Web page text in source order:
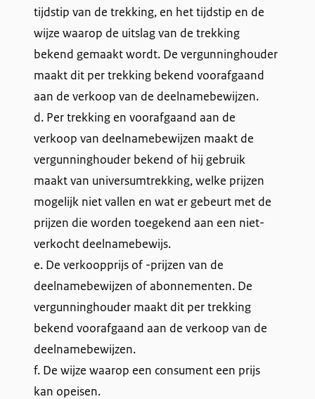
tijdstip van de trekking, en het tijdstip en de
wijze waarop de uitslag van de trekking
bekend gemaakt wordt. De vergunninghouder
maakt dit per trekking bekend voorafgaand
aan de verkoop van de deelnamebewijzen.
d. Per trekking en voorafgaand aan de
verkoop van deelnamebewijzen maakt de
vergunninghouder bekend of hij gebruik
maakt van universumtrekking, welke prijzen
mogelijk niet vallen en wat er gebeurt met de
prijzen die worden toegekend aan een niet-
verkocht deelnamebewijs.
e. De verkoopprijs of -prijzen van de
deelnamebewijzen of abonnementen. De
vergunninghouder maakt dit per trekking
bekend voorafgaand aan de verkoop van de
deelnamebewijzen.
f. De wijze waarop een consument een prijs
kan opeisen.